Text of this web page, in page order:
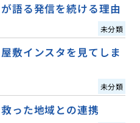
語る発信を続ける理由
未分類
敷インスタを見てしま
未分類
った地域との連携